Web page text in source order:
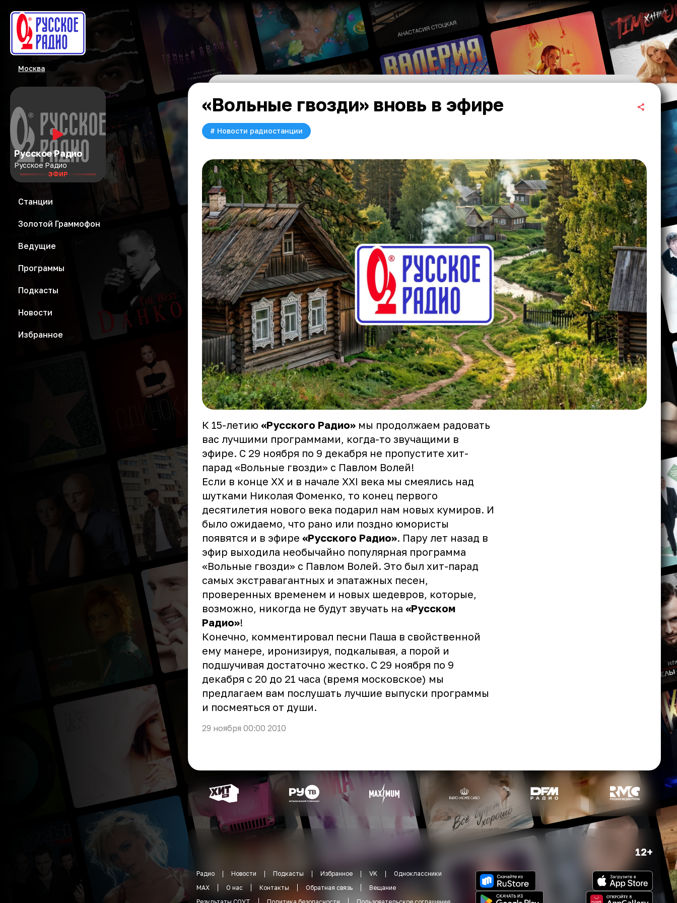
Москва
Русское Радио
Русское Радио
ЭФИР
Станции
Золотой Граммофон
Ведущие
Программы
Подкасты
Новости
Избранное
«Вольные гвозди» вновь в эфире
# Новости радиостанции
К 15-летию «Русского Радио» мы продолжаем радовать
вас лучшими программами, когда-то звучащими в
эфире. С 29 ноября по 9 декабря не пропустите хит-
парад «Вольные гвозди» с Павлом Волей!
Если в конце XX и в начале XXI века мы смеялись над
шутками Николая Фоменко, то конец первого
десятилетия нового века подарил нам новых кумиров. И
было ожидаемо, что рано или поздно юмористы
появятся и в эфире «Русского Радио». Пару лет назад в
эфир выходила необычайно популярная программа
«Вольные гвозди» с Павлом Волей. Это был хит-парад
самых экстравагантных и эпатажных песен,
проверенных временем и новых шедевров, которые,
возможно, никогда не будут звучать на «Русском
Радио»!
Конечно, комментировал песни Паша в свойственной
ему манере, иронизируя, подкалывая, а порой и
подшучивая достаточно жестко. С 29 ноября по 9
декабря с 20 до 21 часа (время московское) мы
предлагаем вам послушать лучшие выпуски программы
и посмеяться от души.
29 ноября 00:00 2010
12+
Радио Новости Подкасты Избранное VK
Одноклассники
MAX
О нас Контакты Обратная связь
Вещание